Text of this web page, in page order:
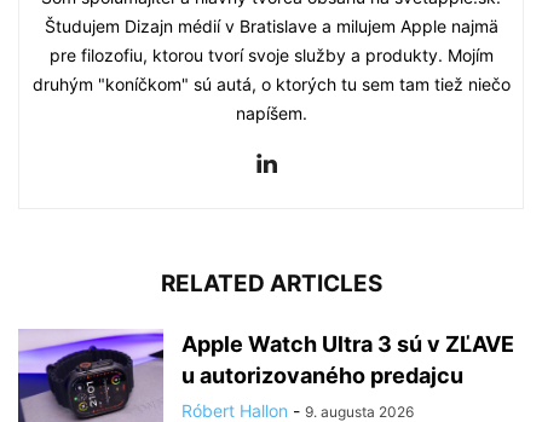
Študujem Dizajn médií v Bratislave a milujem Apple najmä
pre filozofiu, ktorou tvorí svoje služby a produkty. Mojím
druhým "koníčkom" sú autá, o ktorých tu sem tam tiež niečo
napíšem.
RELATED ARTICLES
Apple Watch Ultra 3 sú v ZĽAVE
u autorizovaného predajcu
Róbert Hallon - 9. augusta 2026